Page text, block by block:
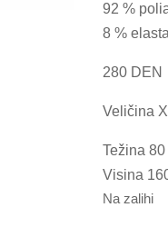
92 %
8 %
280 DEN
Veličina
Težina
Visina
Na zalihi